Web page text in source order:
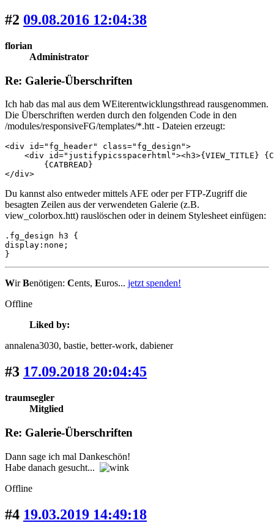
#2 09.08.2016 12:04:38
florian
Administrator
Re: Galerie-Überschriften
Ich hab das mal aus dem WEiterentwicklungsthread rausgenommen.
Die Überschriften werden durch den folgenden Code in den
/modules/responsiveFG/templates/*.htt - Dateien erzeugt:
<div id="fg_header" class="fg_design">
<div id="justifypicsspacerhtml"><h3>{VIEW_TITLE}
</div>
Du kannst also entweder mittels AFE oder per FTP-Zugriff die
besagten Zeilen aus der verwendeten Galerie (z.B.
view_colorbox.htt) rauslöschen oder in deinem Stylesheet einfügen:
.fg_design h3 {
display:none;
}
WirBenötigen: Cents, Euros... jetzt spenden!
Offline
Liked by:
annalena3030, bastie, better-work, dabiener
#3 17.09.2018 20:04:45
traumsegler
Mitglied
Re: Galerie-Überschriften
Dann sage ich mal Dankeschön!
Habe danach gesucht...
Offline
#4 19.03.2019 14:49:18